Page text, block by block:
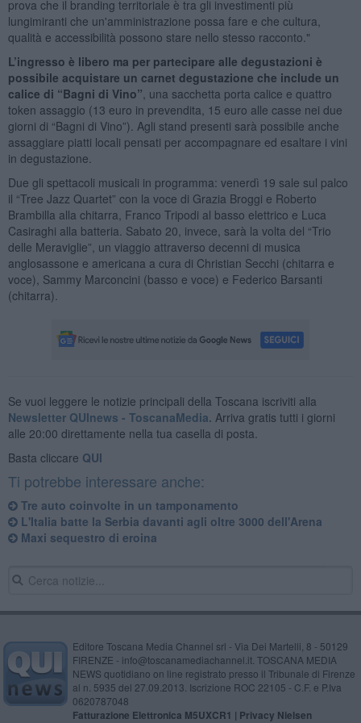
prova che il branding territoriale è tra gli investimenti più
lungimiranti che un'amministrazione possa fare e che cultura,
qualità e accessibilità possono stare nello stesso racconto."
L’ingresso è libero ma per partecipare alle degustazioni è
possibile acquistare un carnet degustazione che include un
calice di “Bagni di Vino” , una sacchetta porta calice e quattro
token assaggio (13 euro in prevendita, 15 euro alle casse nei due
giorni di “Bagni di Vino”). Agli stand presenti sarà possibile anche
assaggiare piatti locali pensati per accompagnare ed esaltare i vini
in degustazione.
Due gli spettacoli musicali in programma: venerdì 19 sale sul palco
il “Tree Jazz Quartet” con la voce di Grazia Broggi e Roberto
Brambilla alla chitarra, Franco Tripodi al basso elettrico e Luca
Casiraghi alla batteria. Sabato 20, invece, sarà la volta del “Trio
delle Meraviglie”, un viaggio attraverso decenni di musica
anglosassone e americana a cura di Christian Secchi (chitarra e
voce), Sammy Marconcini (basso e voce) e Federico Barsanti
(chitarra).
Se vuoi leggere le notizie principali della Toscana iscriviti alla
Newsletter QUInews - ToscanaMedia. Arriva gratis tutti i giorni
alle 20:00 direttamente nella tua casella di posta.
Basta cliccare QUI
Ti potrebbe interessare anche:
Tre auto coinvolte in un tamponamento
L'Italia batte la Serbia davanti agli oltre 3000 dell'Arena
Maxi sequestro di eroina
Editore Toscana Media Channel srl - Via Dei Martelli, 8 - 50129
FIRENZE - info@toscanamediachannel.it. TOSCANA MEDIA
NEWS quotidiano on line registrato presso il Tribunale di Firenze
al n. 5935 del 27.09.2013. Iscrizione ROC 22105 - C.F. e P.Iva
0620787048
Fatturazione Elettronica M5UXCR1 | Privacy Nielsen